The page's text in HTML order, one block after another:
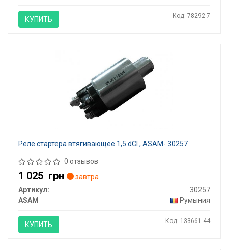
КУПИТЬ Код: 78292-7
Реле стартера втягивающее 1,5 dCI , ASAM- 30257
0 отзывов
1 025 грн
завтра
Артикул:
30257
ASAM
Румыния
КУПИТЬ Код: 133661-44